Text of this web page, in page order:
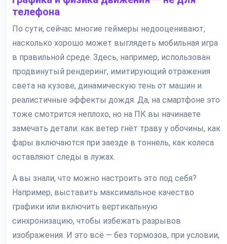
телефона
По сути, сейчас многие геймеры недооценивают,
насколько хорошо может выглядеть мобильная игра
в правильной среде. Здесь, например, использован
продвинутый рендеринг, имитирующий отражения
света на кузове, динамическую тень от машин и
реалистичные эффекты дождя. Да, на смартфоне это
тоже смотрится неплохо, но на ПК вы начинаете
замечать детали: как ветер гнёт траву у обочины, как
фары включаются при заезде в тоннель, как колеса
оставляют следы в лужах.
А вы знали, что можно настроить это под себя?
Например, выставить максимальное качество
графики или включить вертикальную
синхронизацию, чтобы избежать разрывов
изображения. И это всё — без тормозов, при условии,